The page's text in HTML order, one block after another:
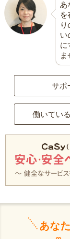
あ
を
い
に
ま
サポ
働いてい
あな